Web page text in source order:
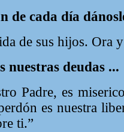
de cada día
de sus hijos. Ora
nuestras deudas ...
Padre, es
es nuestra
ti.”